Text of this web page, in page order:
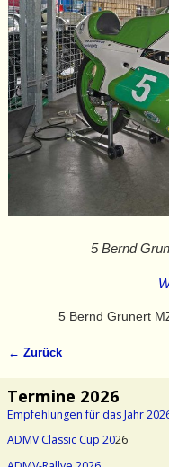
5 Bernd
5 Bernd Grunert
← Zurück
Termine 2026
Empfehlungen für das Jahr
ADMV Classic Cup 2026